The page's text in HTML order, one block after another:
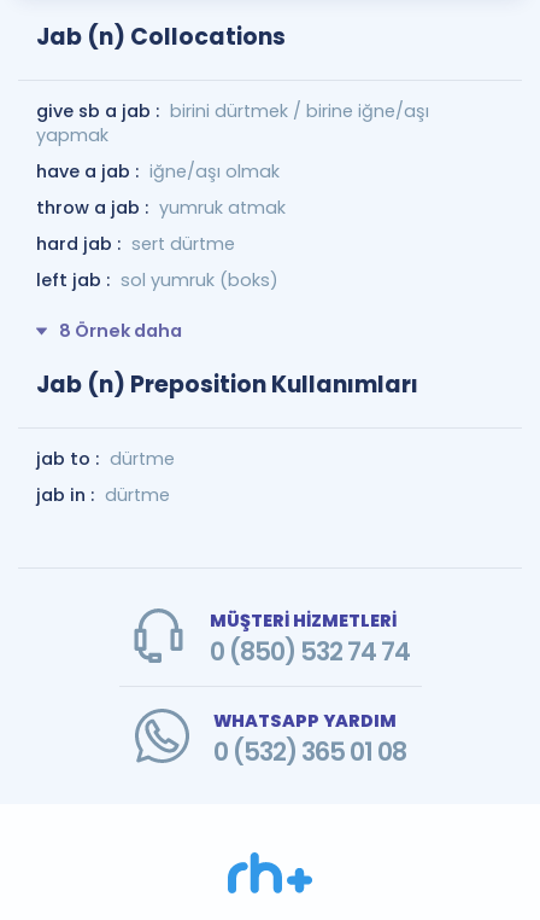
Jab (n) Collocations
give sb a jab : birini dürtmek / birine iğne/aşı
yapmak
have a jab : iğne/aşı olmak
throw a jab : yumruk atmak
hard jab : sert dürtme
left jab : sol yumruk (boks)
8 Örnek daha
Jab (n) Preposition Kullanımları
jab to : dürtme
jab in : dürtme
MÜŞTERİ HİZMETLERİ
0 (850) 532 74 74
WHATSAPP YARDIM
0 (532) 365 01 08